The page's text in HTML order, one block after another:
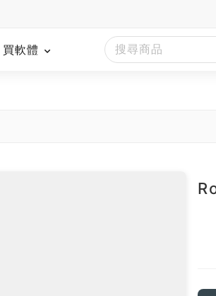
買軟體